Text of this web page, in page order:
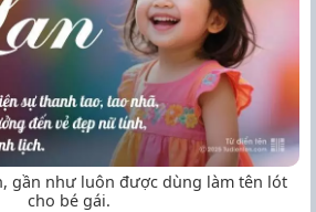
gần như luôn được dùng làm tên lót
cho bé gái.